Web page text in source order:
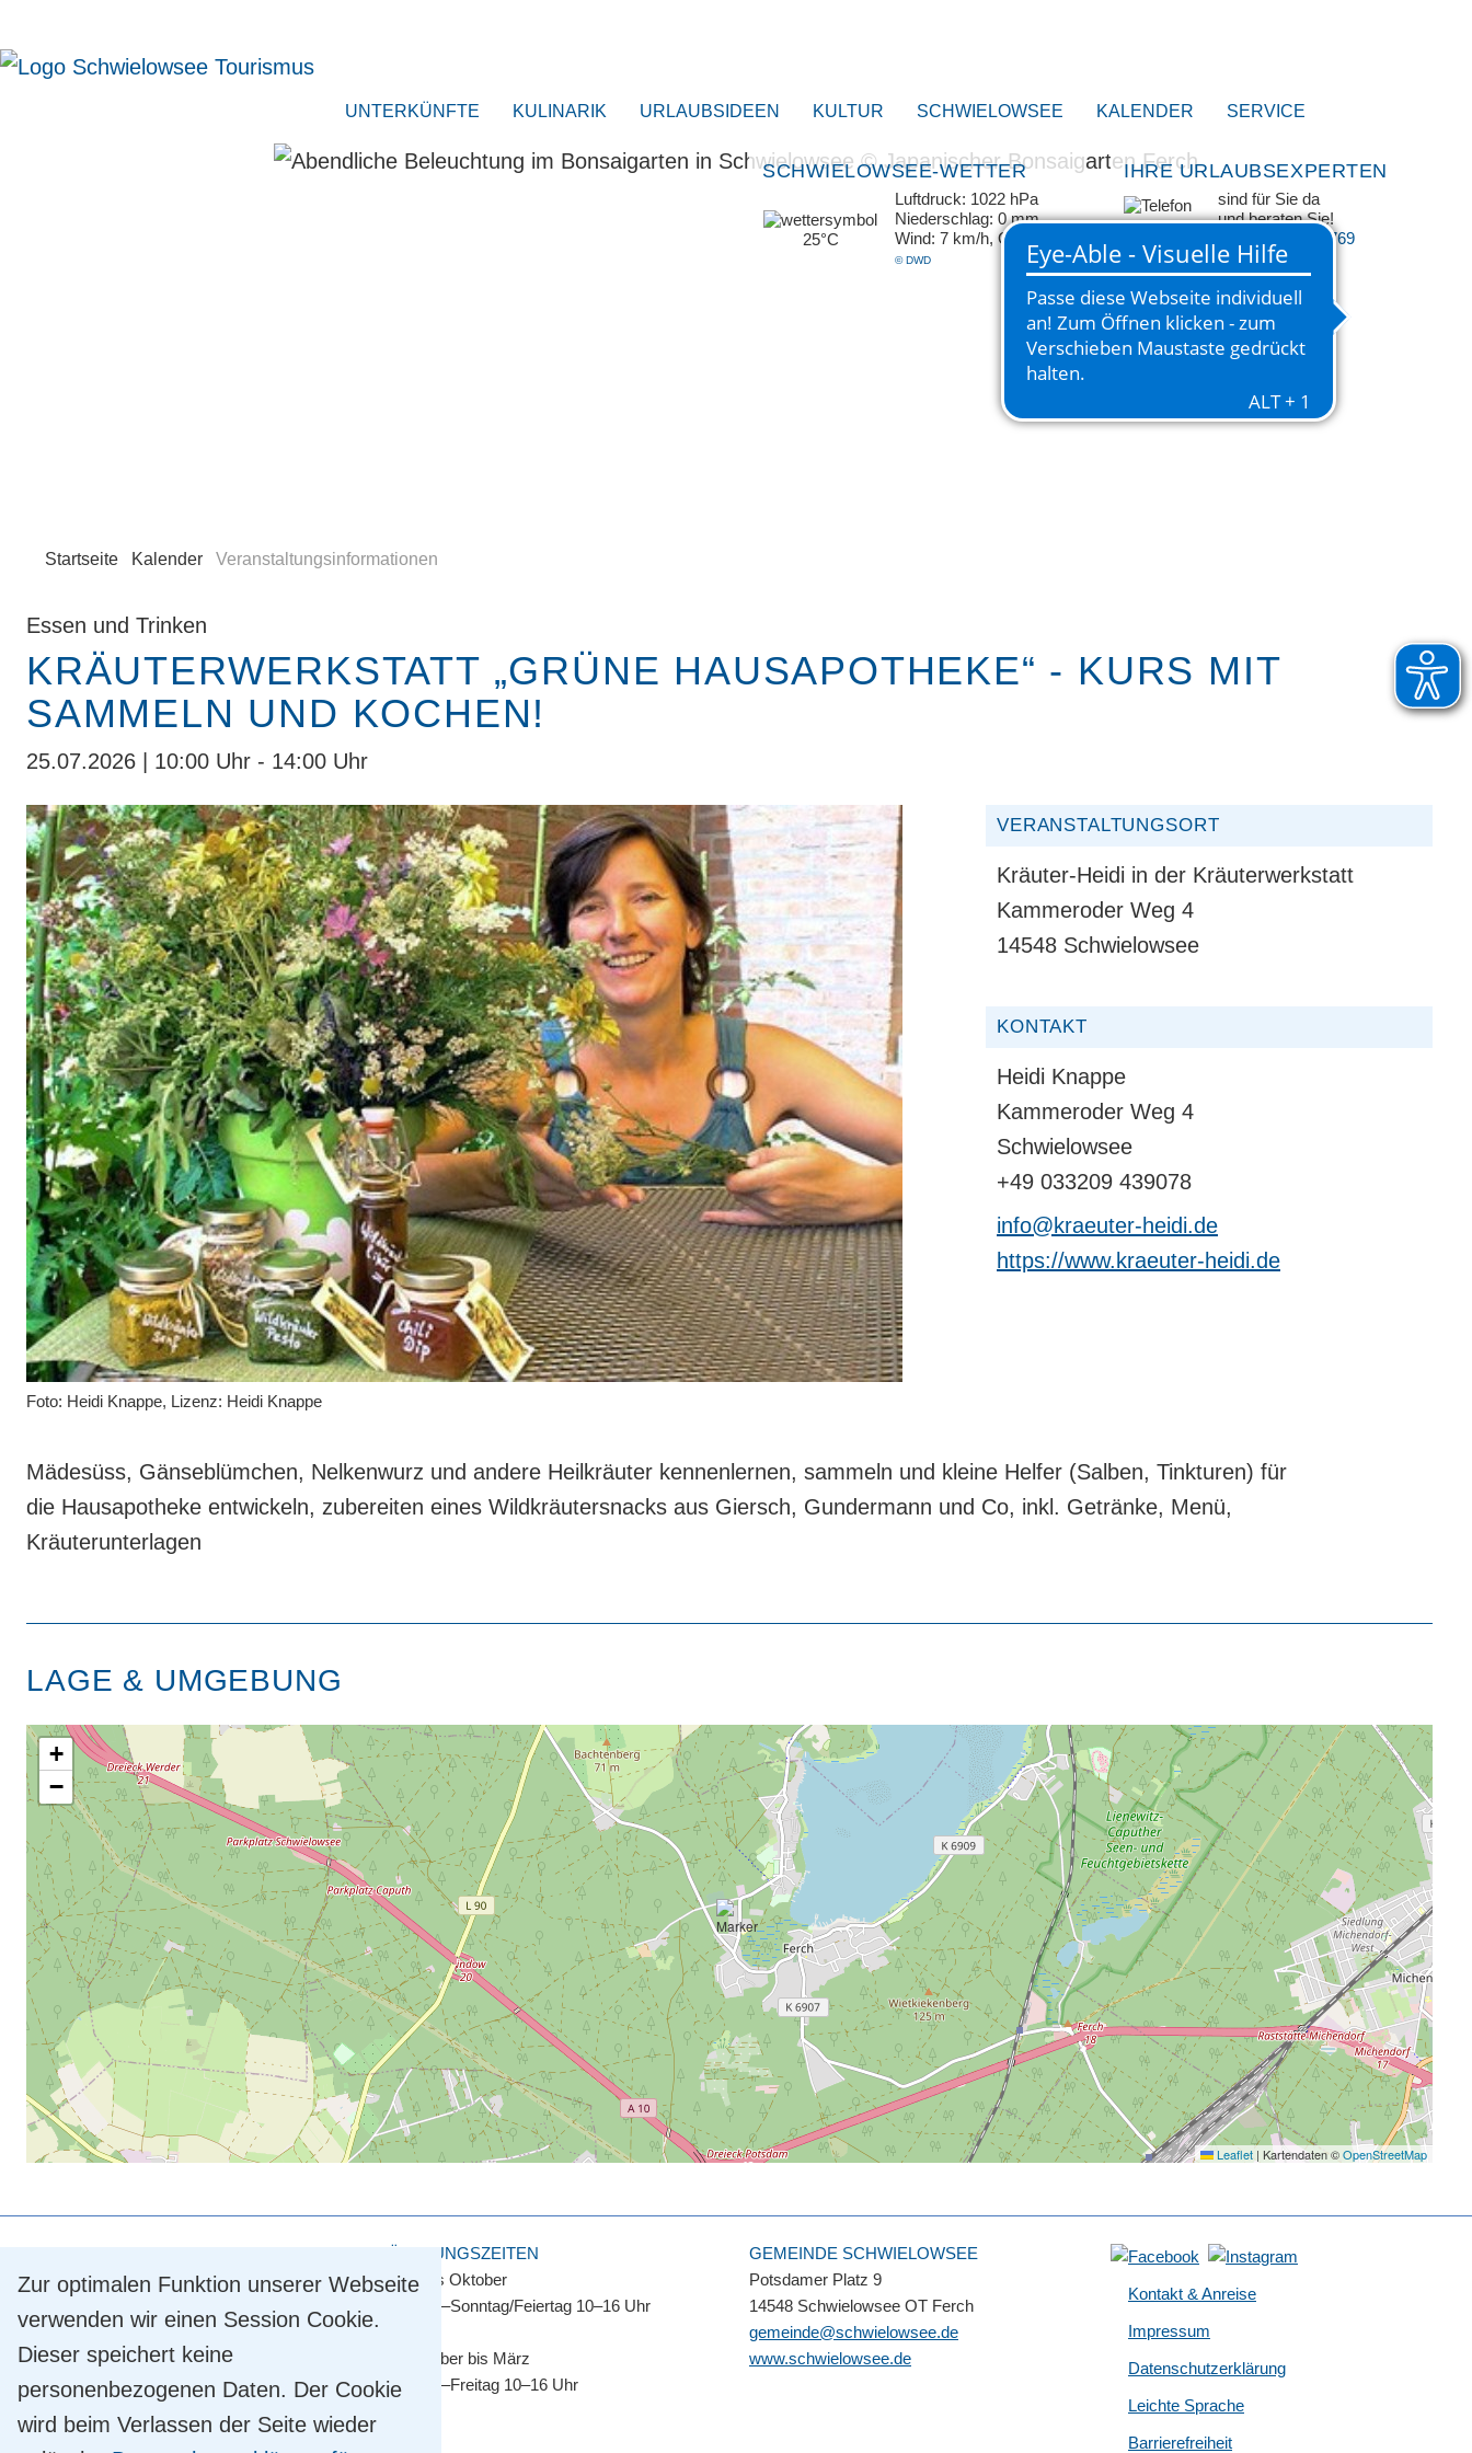
Zur optimalen Funktion unserer Webseite
verwenden wir einen Session Cookie.
Dieser speichert keine
personenbezogenen Daten. Der Cookie
wird beim Verlassen der Seite wieder
UNTERKÜNFTE KULINARIK URLAUBSIDEEN KULTUR SCHWIELOWSEE KALENDER SERVICE
SCHWIELOWSEE-WETTER
25°C
Luftdruck: 1022 hPa
Niederschlag: 0 mm
Wind: 7 km/h, ONO
© DWD
IHRE URLAUBSEXPERTEN
sind für Sie da
und beraten Sie!
+49 33209 769 769
Startseite Kalender Veranstaltungsinformationen
Essen und Trinken
KRÄUTERWERKSTATT „GRÜNE HAUSAPOTHEKE“ - KURS MIT
SAMMELN UND KOCHEN!
25.07.2026 | 10:00 Uhr - 14:00 Uhr
Foto: Heidi Knappe, Lizenz: Heidi Knappe
VERANSTALTUNGSORT
Kräuter-Heidi in der Kräuterwerkstatt
Kammeroder Weg 4
14548 Schwielowsee
KONTAKT
Heidi Knappe
Kammeroder Weg 4
Schwielowsee
+49 033209 439078
info@kraeuter-heidi.de
https://www.kraeuter-heidi.de
Mädesüss, Gänseblümchen, Nelkenwurz und andere Heilkräuter kennenlernen, sammeln und kleine Helfer (Salben, Tinkturen) für
die Hausapotheke entwickeln, zubereiten eines Wildkräutersnacks aus Giersch, Gundermann und Co, inkl. Getränke, Menü,
Kräuterunterlagen
LAGE & UMGEBUNG
+
−
Leaflet | Kartendaten ©OpenStreetMap
Touristinformation
14548 Schwielowsee OT Caputh
Tel.+49 33209 769 769
info@schwielowsee-tourismus.de
ÖFFNUNGSZEITEN
April bis Oktober
Montag–Sonntag/Feiertag 10–16 Uhr
November bis März
Montag–Freitag 10–16 Uhr
GEMEINDE SCHWIELOWSEE
Potsdamer Platz 9
14548 Schwielowsee OT Ferch
gemeinde@schwielowsee.de
www.schwielowsee.de
Kontakt & Anreise
Impressum
Datenschutzerklärung
Leichte Sprache
Barrierefreiheit